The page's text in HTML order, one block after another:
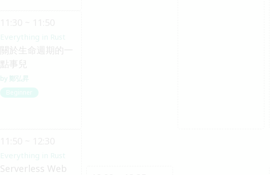
Everything in Rust
關於生命週期的一
點事兒
鄭弘昇
Beginner
Everything in Rust
Serverless Web